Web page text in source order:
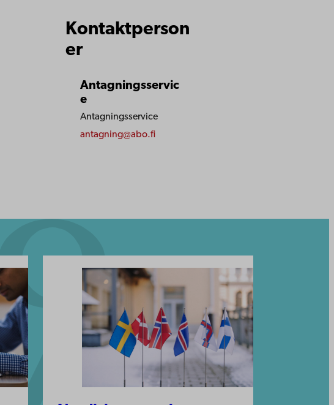
Kontaktperson
er
Antagningsservic
e
Antagningsservice
antagning@abo.fi